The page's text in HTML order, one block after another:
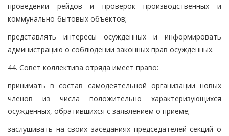
проведении рейдов и проверок производственных и
коммунально-бытовых объектов;
представлять интересы осужденных и информировать
администрацию о соблюдении законных прав осужденных.
44. Совет коллектива отряда имеет право:
принимать в состав самодеятельной организации новых
членов из числа положительно характеризующихся
осужденных, обратившихся с заявлением о приеме;
заслушивать на своих заседаниях председателей секций о